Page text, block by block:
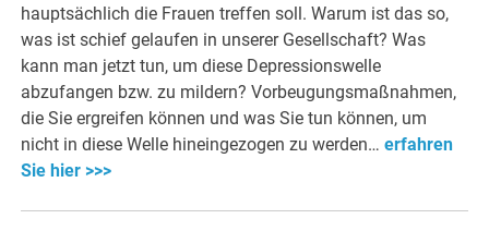
hauptsächlich die Frauen treffen soll. Warum ist das so,
was ist schief gelaufen in unserer Gesellschaft? Was
kann man jetzt tun, um diese Depressionswelle
abzufangen bzw. zu mildern? Vorbeugungsmaßnahmen,
die Sie ergreifen können und was Sie tun können, um
nicht in diese Welle hineingezogen zu werden…erfahren
Sie hier >>>